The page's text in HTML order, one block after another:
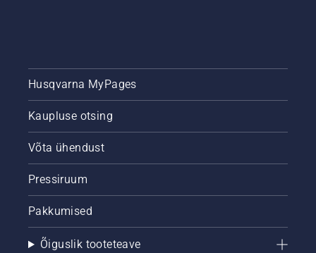
Husqvarna MyPages
Kaupluse otsing
Võta ühendust
Pressiruum
Pakkumised
Õiguslik tooteteave